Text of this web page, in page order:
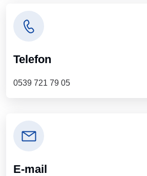
Telefon
0539 721 79 05
E-mail